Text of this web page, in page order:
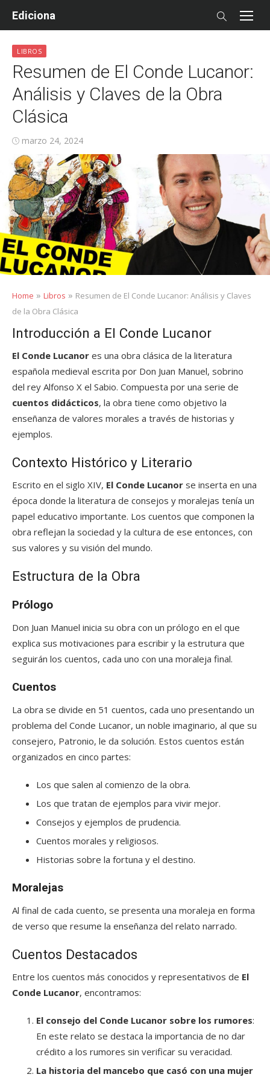
Ediciona
LIBROS
Resumen de El Conde Lucanor:
Análisis y Claves de la Obra
Clásica
Posted
on
marzo 24, 2024
Home » Libros » Resumen de El Conde Lucanor: Análisis y Claves
de la Obra Clásica
Introducción a El Conde Lucanor
El Conde Lucanor es una obra clásica de la literatura
española medieval escrita por Don Juan Manuel, sobrino
del rey Alfonso X el Sabio. Compuesta por una serie de
cuentos didácticos, la obra tiene como objetivo la
enseñanza de valores morales a través de historias y
ejemplos.
Contexto Histórico y Literario
Escrito en el siglo XIV, El Conde Lucanor se inserta en una
época donde la literatura de consejos y moralejas tenía un
papel educativo importante. Los cuentos que componen la
obra reflejan la sociedad y la cultura de ese entonces, con
sus valores y su visión del mundo.
Estructura de la Obra
Prólogo
Don Juan Manuel inicia su obra con un prólogo en el que
explica sus motivaciones para escribir y la estrutura que
seguirán los cuentos, cada uno con una moraleja final.
Cuentos
La obra se divide en 51 cuentos, cada uno presentando un
problema del Conde Lucanor, un noble imaginario, al que su
consejero, Patronio, le da solución. Estos cuentos están
organizados en cinco partes:
Los que salen al comienzo de la obra.
Los que tratan de ejemplos para vivir mejor.
Consejos y ejemplos de prudencia.
Cuentos morales y religiosos.
Historias sobre la fortuna y el destino.
Moralejas
Al final de cada cuento, se presenta una moraleja en forma
de verso que resume la enseñanza del relato narrado.
Cuentos Destacados
Entre los cuentos más conocidos y representativos de El
Conde Lucanor, encontramos:
El consejo del Conde Lucanor sobre los rumores:
En este relato se destaca la importancia de no dar
crédito a los rumores sin verificar su veracidad.
La historia del mancebo que casó con una mujer